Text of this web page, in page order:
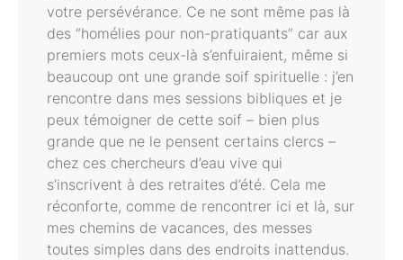
votre persévérance. Ce ne sont même pas là
des “homélies pour non-pratiquants” car aux
premiers mots ceux-là s’enfuiraient, même si
beaucoup ont une grande soif spirituelle : j’en
rencontre dans mes sessions bibliques et je
peux témoigner de cette soif – bien plus
grande que ne le pensent certains clercs –
chez ces chercheurs d’eau vive qui
s’inscrivent à des retraites d’été. Cela me
réconforte, comme de rencontrer ici et là, sur
mes chemins de vacances, des messes
toutes simples dans des endroits inattendus.